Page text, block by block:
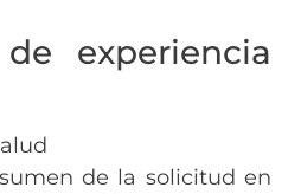
experiencia
de la solicitud en